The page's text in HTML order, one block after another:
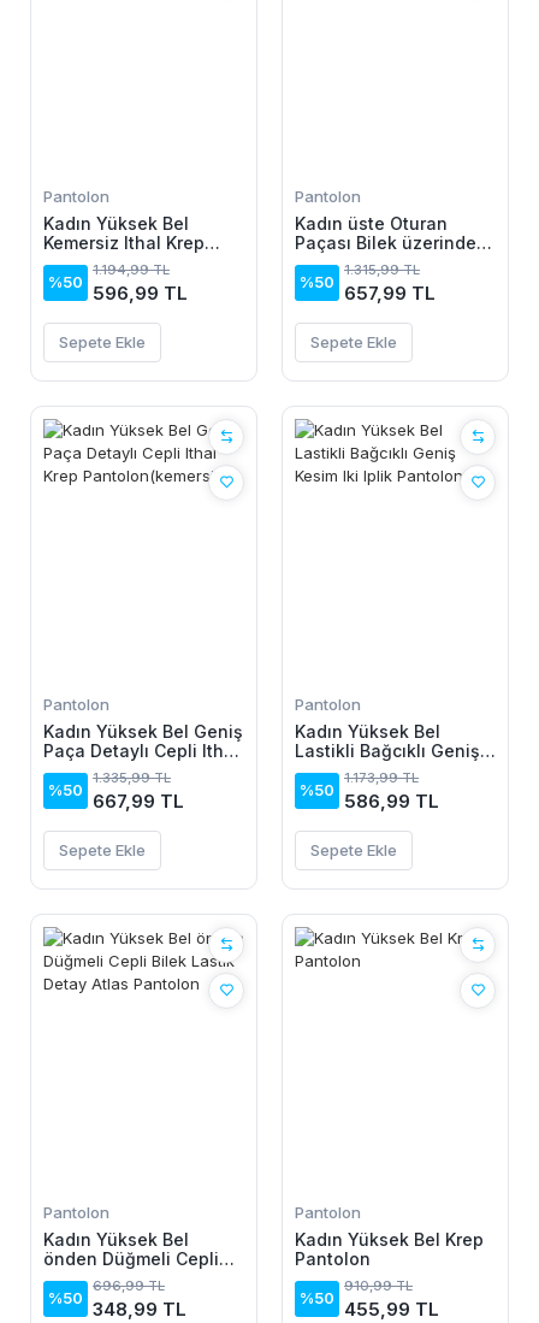
Pantolon
Kadın Yüksek Bel
Kemersiz Ithal Krep
Pantolon
%50
1.194,99 TL
596,99 TL
Sepete Ekle
Pantolon
Kadın üste Oturan
Paçası Bilek üzerinde
Biten Atlas Kumaş
Pantolon 36 (S) - 50
(5XL)
%50
1.315,99 TL
657,99 TL
Sepete Ekle
Pantolon
Kadın Yüksek Bel Geniş
Paça Detaylı Cepli Ithal
Krep
Pantolon(kemersiz)
%50
1.335,99 TL
667,99 TL
Sepete Ekle
Pantolon
Kadın Yüksek Bel
Lastikli Bağcıklı Geniş
Kesim Iki Iplik Pantolon
%50
1.173,99 TL
586,99 TL
Sepete Ekle
Pantolon
Kadın Yüksek Bel
önden Düğmeli Cepli
Bilek Lastik Detay Atlas
Pantolon
%50
696,99 TL
348,99 TL
Pantolon
Kadın Yüksek Bel Krep
Pantolon
%50
910,99 TL
455,99 TL